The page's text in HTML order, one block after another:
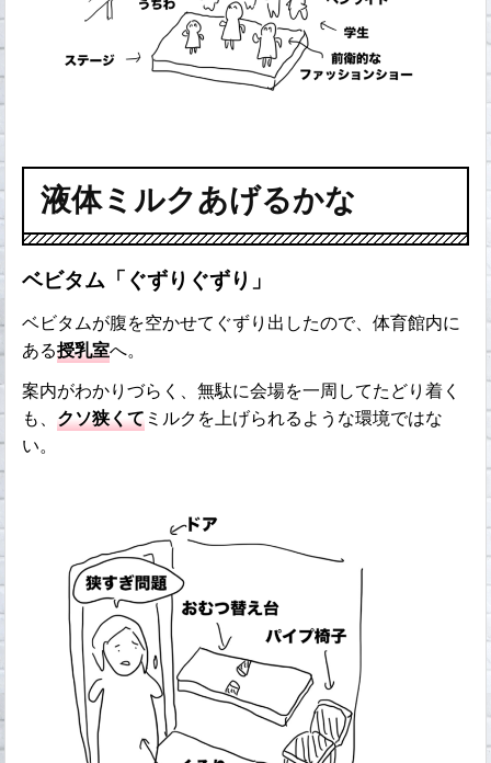
液体ミルクあげるかな
ベビタム「ぐずりぐずり」
ベビタムが腹を空かせてぐずり出したので、体育館内に
ある授乳室へ。
案内がわかりづらく、無駄に会場を一周してたどり着く
も、クソ狭くてミルクを上げられるような環境ではな
い。